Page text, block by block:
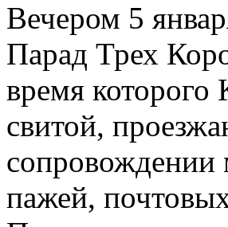
Вечером 5
Парад Трех
время которого
свитой,
пажей,